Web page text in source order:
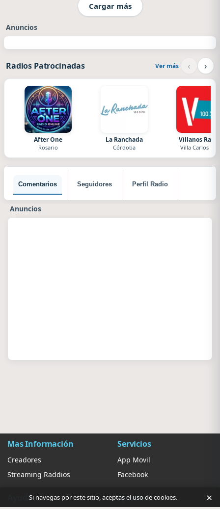
Cargar más
Anuncios
Radios Patrocinadas Ver más ‹ ›
After One
Rosario
La Ranchada
Córdoba
Villanos
Villa Carlos Paz
Comentarios Seguidores Perfil Radio
Anuncios
Mas Información
Creadores
Streaming Raddios
Servicios
App Movil
Facebook
Ayuda Ajustes
Si navegas por este sitio, aceptas el uso de cookies. ×